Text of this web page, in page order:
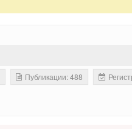
Публикации: 488